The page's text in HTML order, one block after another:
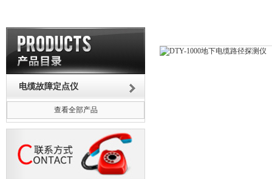
电缆故障定点仪
查看全部产品